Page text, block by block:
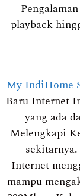
playback
My IndiHome
Baru Internet
yang ada
Melengkapi
Internet
mampu